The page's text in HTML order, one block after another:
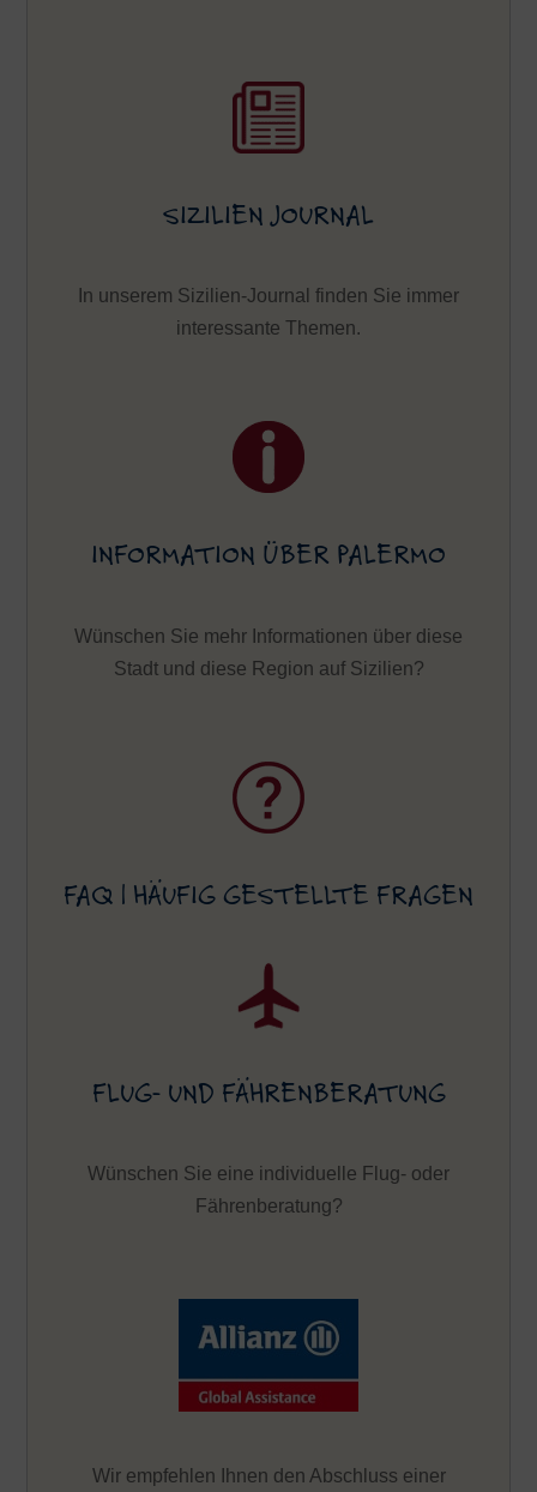
SIZILIEN JOURNAL
In unserem Sizilien-Journal finden Sie immer
interessante Themen.
INFORMATION ÜBER PALERMO
Wünschen Sie mehr Informationen über diese
Stadt und diese Region auf Sizilien?
FAQ | HÄUFIG GESTELLTE FRAGEN
FLUG- UND FÄHRENBERATUNG
Wünschen Sie eine individuelle Flug- oder
Fährenberatung?
Wir empfehlen Ihnen den Abschluss einer